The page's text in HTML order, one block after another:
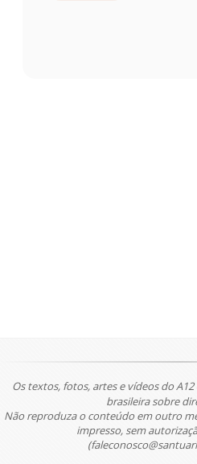
Os textos, fotos, artes e vídeos do
brasileira sobre
Não reproduza o conteúdo em outro
impresso, sem